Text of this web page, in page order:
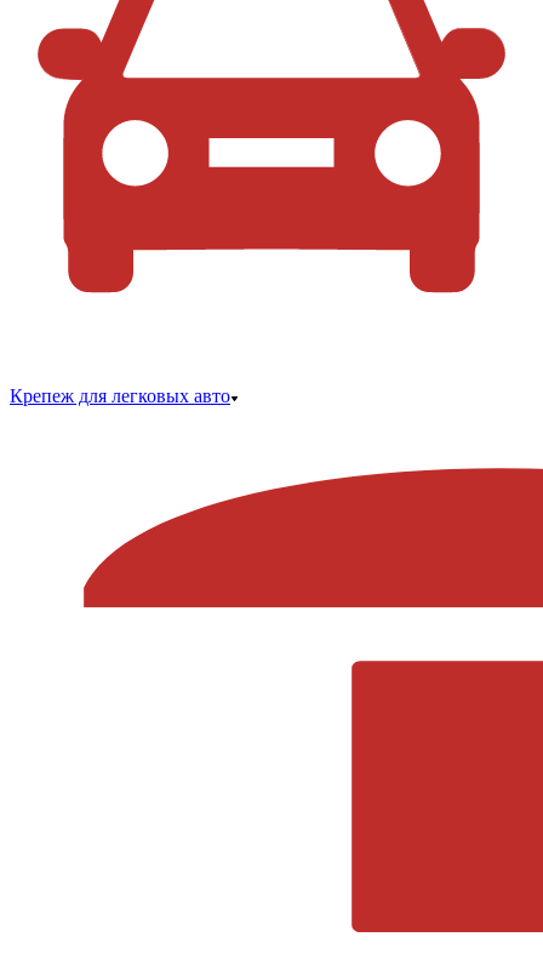
Крепеж для легковых авто